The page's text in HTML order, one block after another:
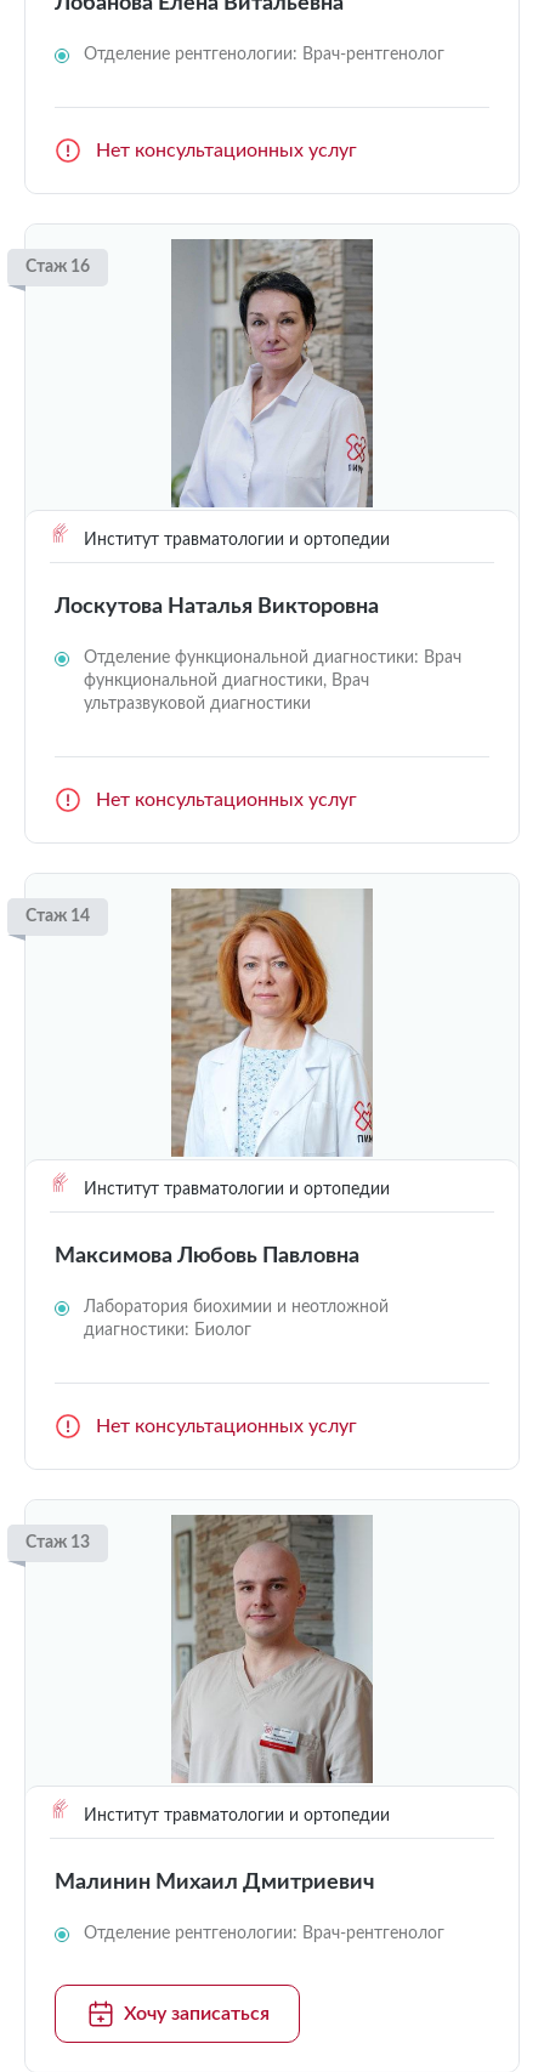
Отделение рентгенологии: Врач-рентгенолог
Нет консультационных услуг
Стаж 16
Институт травматологии и ортопедии
Лоскутова Наталья Викторовна
Отделение функциональной диагностики: Врач
функциональной диагностики, Врач
ультразвуковой диагностики
Нет консультационных услуг
Стаж 14
Институт травматологии и ортопедии
Максимова Любовь Павловна
Лаборатория биохимии и неотложной
диагностики: Биолог
Нет консультационных услуг
Стаж 13
Институт травматологии и ортопедии
Малинин Михаил Дмитриевич
Отделение рентгенологии: Врач-рентгенолог
Хочу записаться